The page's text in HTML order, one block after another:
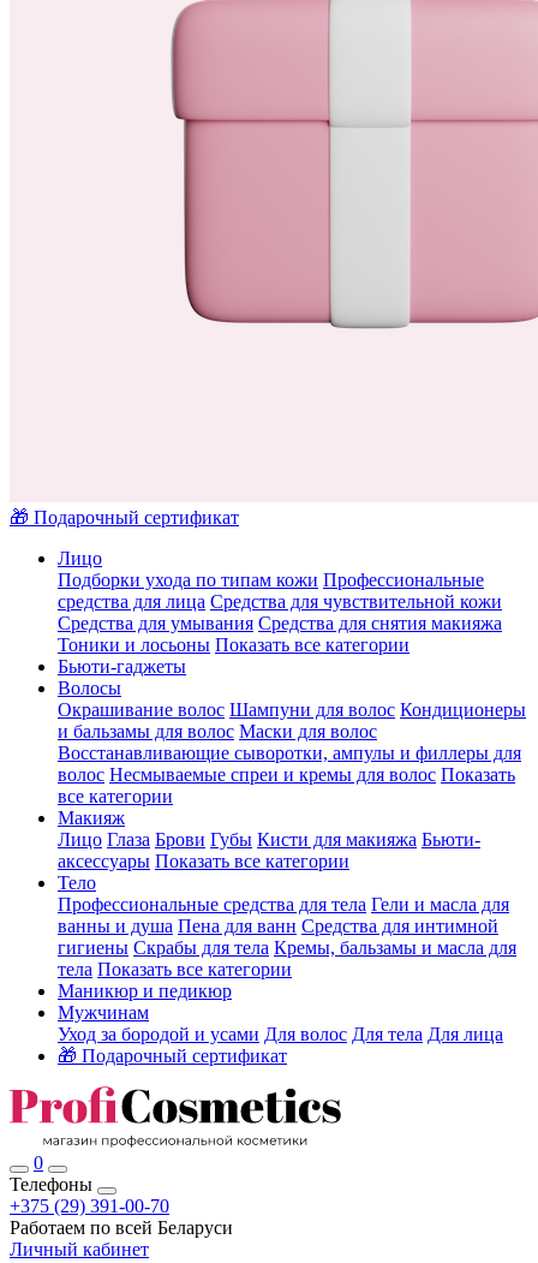
🎁 Подарочный сертификат
Лицо
Подборки ухода по типам кожи Профессиональные
средства для лица Средства для чувствительной кожи
Средства для умывания Средства для снятия макияжа
Тоники и лосьоны Показать все категории
Бьюти-гаджеты
Волосы
Окрашивание волос Шампуни для волос Кондиционеры
и бальзамы для волос Маски для волос
Восстанавливающие сыворотки, ампулы и филлеры для
волос Несмываемые спреи и кремы для волос Показать
все категории
Макияж
Лицо Глаза Брови Губы Кисти для макияжа Бьюти-
аксессуары Показать все категории
Тело
Профессиональные средства для тела Гели и масла для
ванны и душа Пена для ванн Средства для интимной
гигиены Скрабы для тела Кремы, бальзамы и масла для
тела Показать все категории
Маникюр и педикюр
Мужчинам
Уход за бородой и усами Для волос Для тела Для лица
🎁 Подарочный сертификат
0
Телефоны
+375 (29) 391-00-70
Работаем по всей Беларуси
Личный кабинет